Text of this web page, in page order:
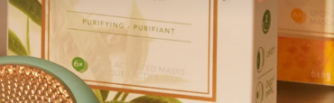
Se connecter
Profil de l'utilisateur